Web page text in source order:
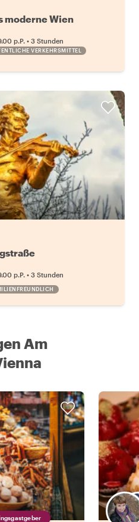
moderne Wien
p.P. • 3 Stunden
VERKEHRSMITTEL
p.P. • 3 Stunden
Am